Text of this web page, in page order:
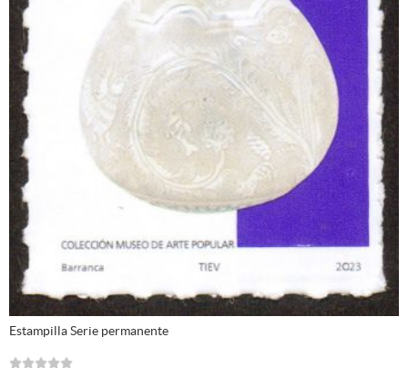
Estampilla Serie permanente